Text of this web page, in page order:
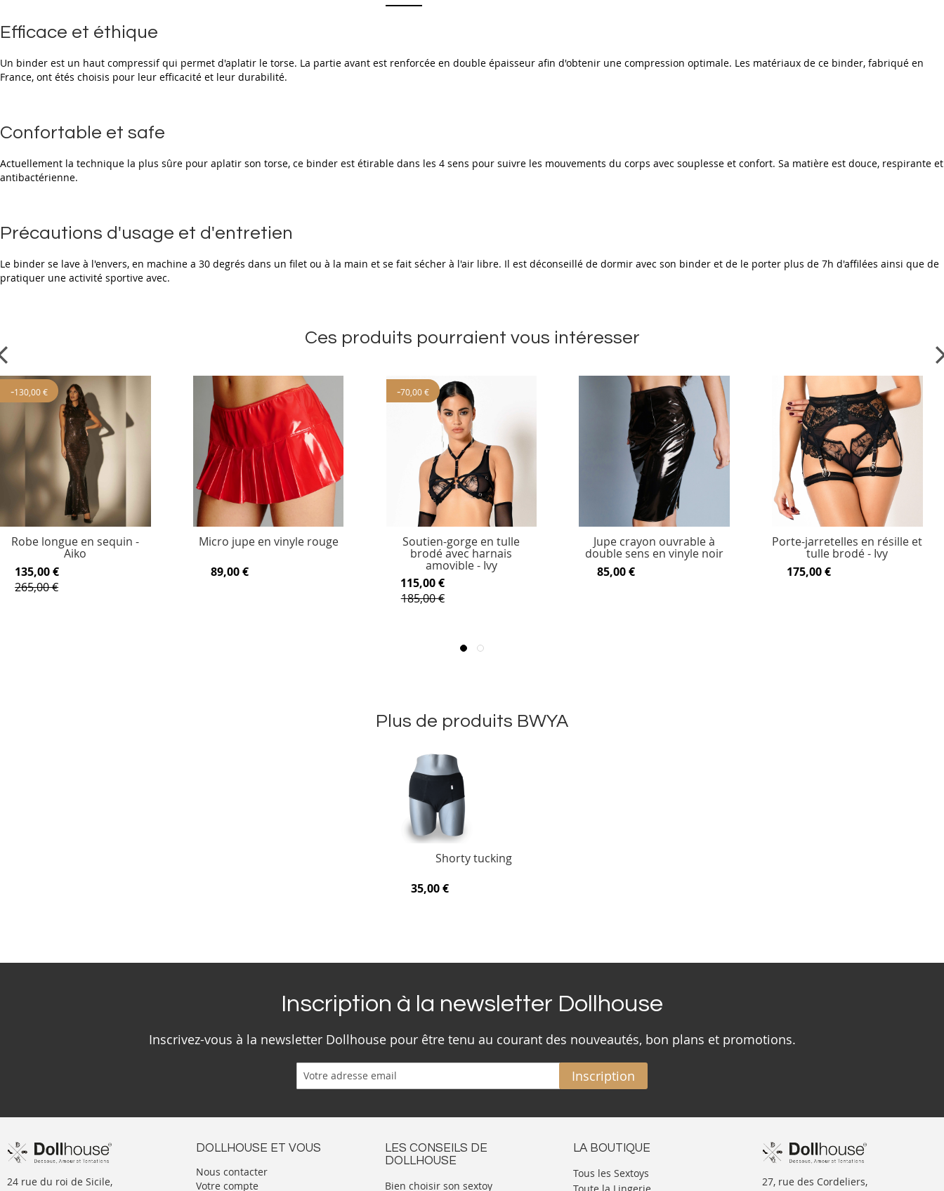
the
images
Efficace et éthique
Un binder est un haut compressif qui permet d'aplatir le torse. La partie avant est renforcée en double épaisseur afin d'obtenir une compression optimale. Les matériaux de ce binder, fabriqué en
France, ont étés choisis pour leur efficacité et leur durabilité.
Confortable et safe
Actuellement la technique la plus sûre pour aplatir son torse, ce binder est étirable dans les 4 sens pour suivre les mouvements du corps avec souplesse et confort. Sa matière est douce, respirante et
antibactérienne.
Précautions d'usage et d'entretien
Le binder se lave à l'envers, en machine a 30 degrés dans un filet ou à la main et se fait sécher à l'air libre. Il est déconseillé de dormir avec son binder et de le porter plus de 7h d'affilées ainsi que de
pratiquer une activité sportive avec.
Ces produits pourraient vous intéresser
-130,00 €
Robe longue en sequin -
Aiko
135,00 €
265,00 €
Micro jupe en vinyle rouge
89,00 €
-70,00 €
Soutien-gorge en tulle
brodé avec harnais
amovible - Ivy
115,00 €
185,00 €
Jupe crayon ouvrable à
double sens en vinyle noir
85,00 €
Porte-jarretelles en résille et
tulle brodé - Ivy
175,00 €
Plus de produits BWYA
Shorty tucking
35,00 €
Inscription à la newsletter Dollhouse
Inscrivez-vous à la newsletter Dollhouse pour être tenu au courant des nouveautés, bon plans et promotions.
Inscription
24 rue du roi de Sicile,
DOLLHOUSE ET VOUS
Nous contacter
Votre compte
LES CONSEILS DE
DOLLHOUSE
Bien choisir son sextoy
LA BOUTIQUE
Tous les Sextoys
27, rue des Cordeliers,